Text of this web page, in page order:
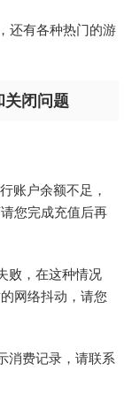
还有各种热门的游
关闭问题
账户余额不足，
您完成充值后再
败，在这种情况
网络抖动，请您
消费记录，请联系